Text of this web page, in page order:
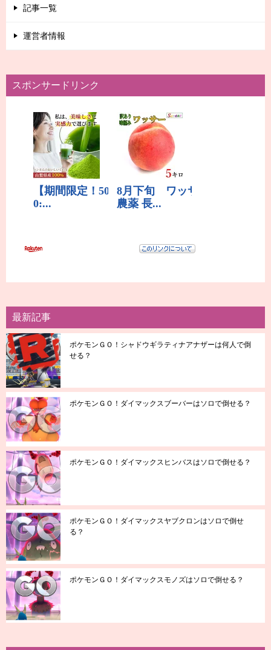
記事一覧
運営者情報
スポンサードリンク
最新記事
ポケモンＧＯ！シャドウギラティナアナザーは何人で倒
せる？
ポケモンＧＯ！ダイマックスブーバーはソロで倒せる？
ポケモンＧＯ！ダイマックスヒンバスはソロで倒せる？
ポケモンＧＯ！ダイマックスヤブクロンはソロで倒せ
る？
ポケモンＧＯ！ダイマックスモノズはソロで倒せる？